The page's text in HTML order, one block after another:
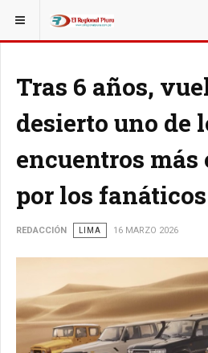
ESTÁ AQUÍ: NACIONALES
Tras 6 años,
desierto uno de
encuentros más
por los
REDACCIÓN LIMA 16 MARZO 2026